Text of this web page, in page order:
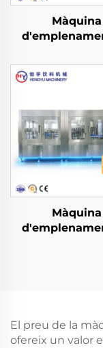
Màquina
gasificades
24-6BHY
Màquina
El preu de la
ofereix un valor